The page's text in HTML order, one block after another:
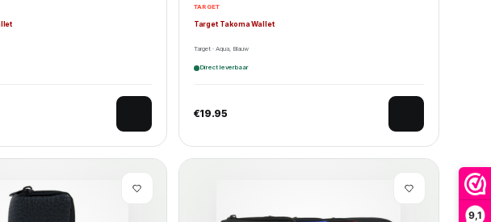
9,1
TARGET
Target Takoma Wallet
Target · Aqua, Blauw
Direct leverbaar
€19.95